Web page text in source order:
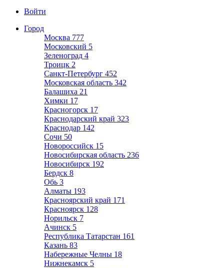
Войти
Город
Москва 777
Московский 5
Зеленоград 4
Троицк 2
Санкт-Петербург 452
Московская область 342
Балашиха 21
Химки 17
Красногорск 17
Краснодарский край 323
Краснодар 142
Сочи 50
Новороссийск 15
Новосибирская область 236
Новосибирск 192
Бердск 8
Обь 3
Алматы 193
Красноярский край 171
Красноярск 128
Норильск 7
Ачинск 5
Республика Татарстан 161
Казань 83
Набережные Челны 18
Нижнекамск 5